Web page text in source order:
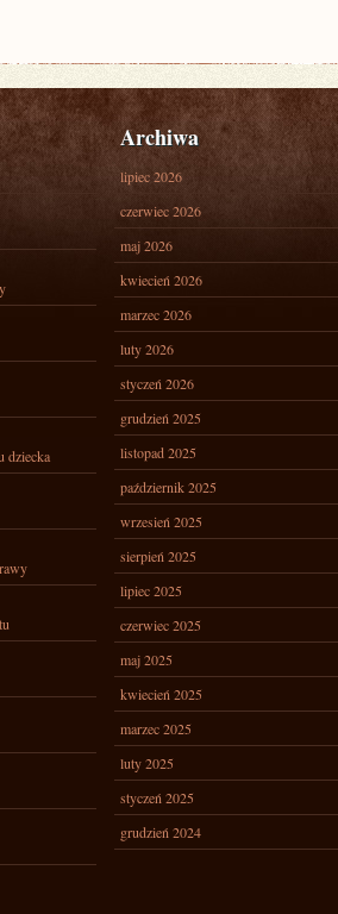
dziecka
Archiwa
lipiec 2026
czerwiec 2026
maj 2026
kwiecień 2026
marzec 2026
luty 2026
styczeń 2026
grudzień 2025
listopad 2025
październik 2025
wrzesień 2025
sierpień 2025
lipiec 2025
czerwiec 2025
maj 2025
kwiecień 2025
marzec 2025
luty 2025
styczeń 2025
grudzień 2024